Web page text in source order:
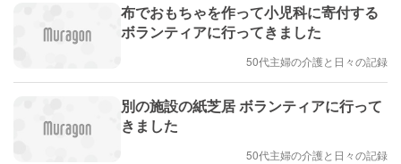
布でおもちゃを作って小児科に寄付する
ボランティアに行ってきました
50代主婦の介護と日々の記録
別の施設の紙芝居 ボランティアに行って
きました
50代主婦の介護と日々の記録